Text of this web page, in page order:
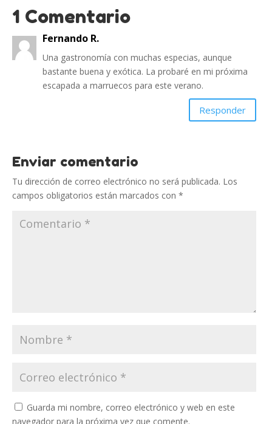
1 Comentario
Fernando R.
Una gastronomía con muchas especias, aunque
bastante buena y exótica. La probaré en mi próxima
escapada a marruecos para este verano.
Responder
Enviar comentario
Tu dirección de correo electrónico no será publicada. Los
campos obligatorios están marcados con *
Guarda mi nombre, correo electrónico y web en este
navegador para la próxima vez que comente.